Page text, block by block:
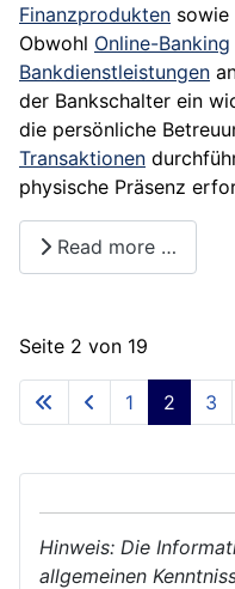
Finanzprodukten sowie
Obwohl Online-Banking
Bankdienstleistungen
der Bankschalter ein
die persönliche
Transaktionen
physische Präsenz
Read more …
Seite 2 von 19
1 2 3
Hinweis: Die
allgemeinen